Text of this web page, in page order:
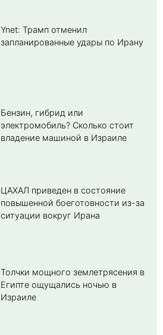
Ynet: Трамп отменил
запланированные удары по Ирану
Бензин, гибрид или
электромобиль? Cколько стоит
владение машиной в Израиле
ЦАХАЛ приведен в состояние
повышенной боеготовности из-за
ситуации вокруг Ирана
Толчки мощного землетрясения в
Египте ощущались ночью в
Израиле